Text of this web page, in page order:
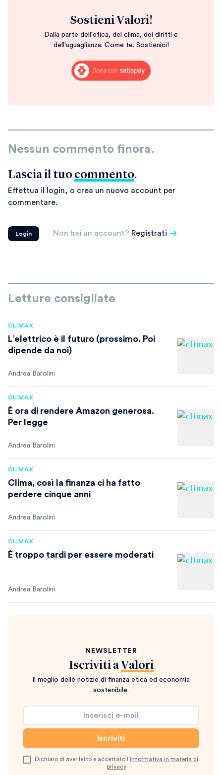
Sostieni Valori!
Dalla parte dell'etica, del clima, dei diritti e
dell'uguaglianza. Come te. Sostienici!
Nessun commento finora.
Lascia il tuo commento.
Effettua il login, o crea un nuovo account per
commentare.
Login Non hai un account? Registrati
Letture consigliate
CLIMAX
L’elettrico è il futuro (prossimo. Poi
dipende da noi)
Andrea Barolini
CLIMAX
È ora di rendere Amazon generosa.
Per legge
Andrea Barolini
CLIMAX
Clima, così la finanza ci ha fatto
perdere cinque anni
Andrea Barolini
CLIMAX
È troppo tardi per essere moderati
Andrea Barolini
NEWSLETTER
Iscriviti a Valori
Il meglio delle notizie di finanza etica ed economia
sostenibile.
Dichiaro di aver letto e accettato l’informativa in materia di
privacy